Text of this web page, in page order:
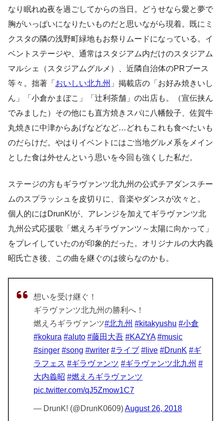
なり眠れぬ夜を過ごしてからの当日。どうせなら愛と夢で
胸がいっぱいになりたいものだと思いながら現着。既にミ
クスタの隣の浅野町緑地もお祭りムードになっている。イ
ベントステージや、通常はスタジアム内だけのスタジアム
マルシェ（スタジアムグルメ）、近隣自治体のPRブース
等々。拙著「 おいしい北九州 」掲載店の「お好み焼きいし
ん」「小倉かまぼこ」「辻利茶舗」の出店も。（宣伝挟ん
でみました）その他にも直方焼きスパに八幡餃子、佐賀牛
丸焼きに中津からあげなどなど…どれもこれも食べたいも
のだらけだ。やはりイベントにはご当地グルメ系をメイン
とした食は外せんという思いを今回も強くした私だ。
ステージの方もギラヴァンツ北九州の公式チアダンスチー
ムのスプラッシュを皮切りに、音楽やダンスが次々と。
個人的にはDrunK!が、アレンジを加えてギラヴァンツ北
九州公式応援歌「燃えろギラヴァンツ～太陽に向かって」
をプレイしていたのが印象的だった。オリジナルの大内義
昭氏亡き後、この曲を継ぐのは彼らなのかも。
想いを受け継ぐ！
ギラヴァンツ北九州の勝利へ！
燃えろギラヴァンツ#北九州 #kitakyushu #小倉
#kokura #aluto #藤田大吾 #KAZYA #music
#singer #song #writer #ライブ #live #DrunK #ギ
ラフェス #ギラヴァンツ #ギラヴァンツ北九州 #
大内義昭 #燃えろギラヴァンツ
pic.twitter.com/qJ5Zmow1C7
— DrunK! (@DrunK0609)August 26, 2018